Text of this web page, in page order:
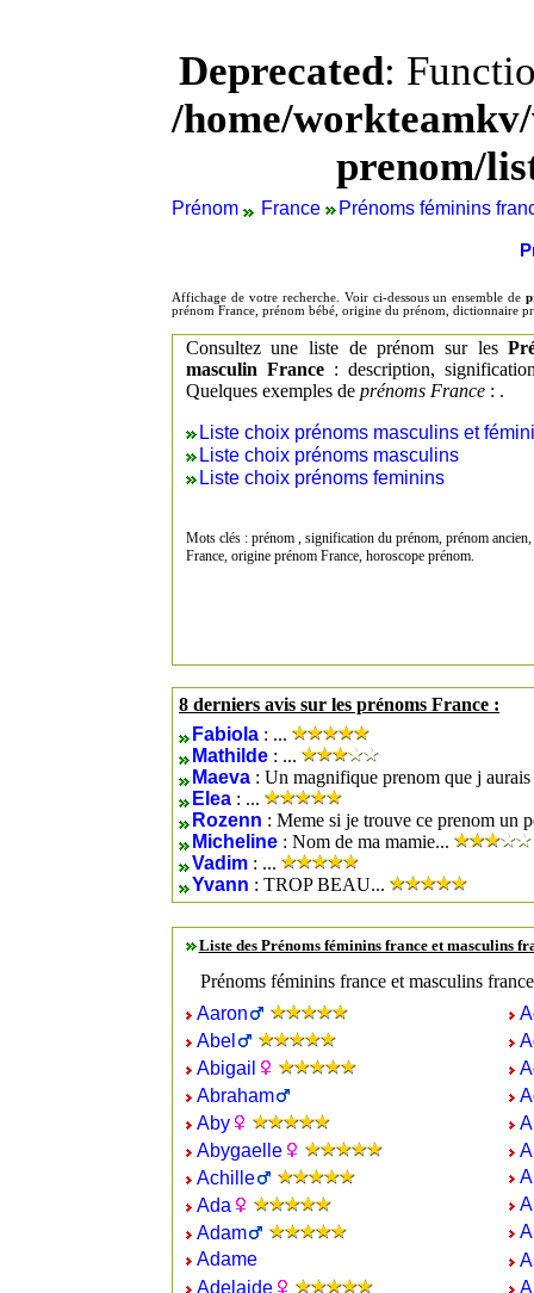
Deprecated:
/home/
prenom/
Prénom France Prénoms féminins
Affichage de votre recherche. Voir ci-dessous un ensemble de
prénom France, prénom bébé, origine du prénom, dictionnaire
Consultez une liste de prénom sur les
masculin France: description,
Quelques exemples de prénoms France: .
Liste choix prénoms masculins et
Liste choix prénoms masculins
Liste choix prénoms feminins
Mots clés : prénom , signification du prénom, prénom
France, origine prénom France, horoscope prénom.
8 derniers avis sur les prénoms France :
Fabiola : ...
Mathilde : ...
Maeva : Un magnifique prenom que j
Elea : ...
Rozenn : Meme si je trouve ce prenom un
Micheline : Nom de ma mamie...
Vadim : ...
Yvann : TROP BEAU...
Liste des Prénoms féminins france et masculins
Prénoms féminins france et masculins
Aaron
Abel
Abigail
Abraham
Aby
Abygaelle
Achille
Ada
Adam
Adame
Adelaide